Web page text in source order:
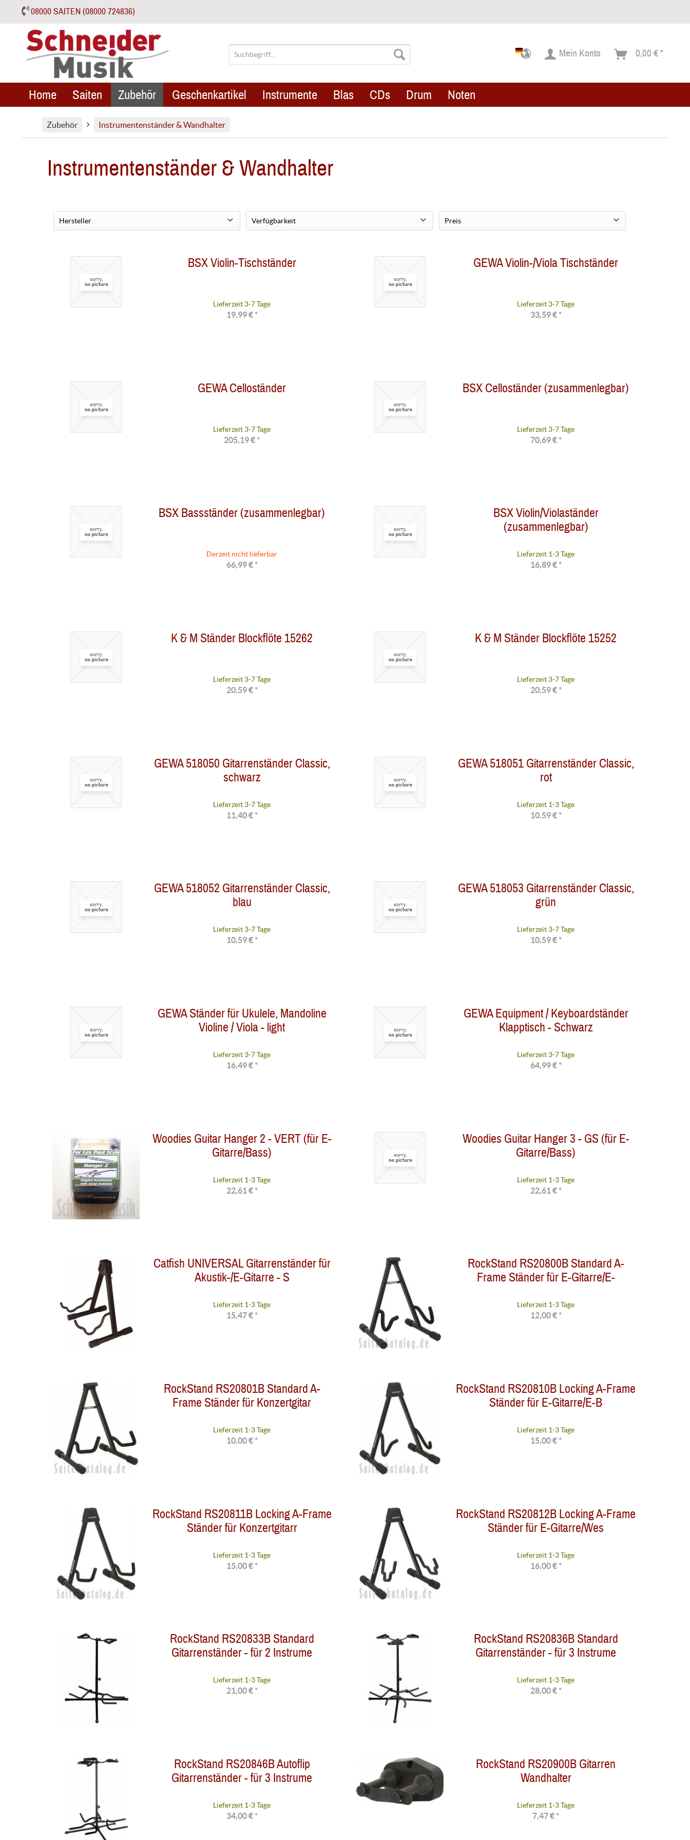
08000 SAITEN (08000 724836)
Mein Konto 0,00 € *
Home Saiten Zubehör Geschenkartikel Instrumente Blas CDs Drum Noten
Zubehör Instrumentenständer & Wandhalter
Instrumentenständer & Wandhalter
Hersteller
Catfish
GEWA
König und Meyer
Verfügbarkeit
Lieferzeit 1-3 Wochen
Preis
BSX Violin-Tischständer
Lieferzeit 3-7 Tage
19,99 € *
GEWA Violin-/Viola Tischständer
Lieferzeit 3-7 Tage
33,59 € *
GEWA Celloständer
Lieferzeit 3-7 Tage
205,19 € *
BSX Celloständer (zusammenlegbar)
Lieferzeit 3-7 Tage
70,69 € *
BSX Bassständer (zusammenlegbar)
Derzeit nicht lieferbar
66,99 € *
BSX Violin/Violaständer
(zusammenlegbar)
Lieferzeit 1-3 Tage
16,89 € *
K & M Ständer Blockflöte 15262
Lieferzeit 3-7 Tage
20,59 € *
K & M Ständer Blockflöte 15252
Lieferzeit 3-7 Tage
20,59 € *
GEWA 518050 Gitarrenständer Classic,
schwarz
Lieferzeit 3-7 Tage
11,40 € *
GEWA 518051 Gitarrenständer Classic,
rot
Lieferzeit 1-3 Tage
10,59 € *
GEWA 518052 Gitarrenständer Classic,
blau
Lieferzeit 3-7 Tage
10,59 € *
GEWA 518053 Gitarrenständer Classic,
grün
Lieferzeit 3-7 Tage
10,59 € *
GEWA Ständer für Ukulele, Mandoline
Violine / Viola - light
Lieferzeit 3-7 Tage
16,49 € *
GEWA Equipment / Keyboardständer
Klapptisch - Schwarz
Lieferzeit 3-7 Tage
64,99 € *
Woodies Guitar Hanger 2 - VERT (für E-
Gitarre/Bass)
Lieferzeit 1-3 Tage
22,61 € *
Woodies Guitar Hanger 3 - GS (für E-
Gitarre/Bass)
Lieferzeit 1-3 Tage
22,61 € *
Catfish UNIVERSAL Gitarrenständer für
Akustik-/E-Gitarre - S
Lieferzeit 1-3 Tage
15,47 € *
RockStand RS20800B Standard A-
Frame Ständer für E-Gitarre/E-
Lieferzeit 1-3 Tage
12,00 € *
RockStand RS20801B Standard A-
Frame Ständer für Konzertgitar
Lieferzeit 1-3 Tage
10,00 € *
RockStand RS20810B Locking A-Frame
Ständer für E-Gitarre/E-B
Lieferzeit 1-3 Tage
15,00 € *
RockStand RS20811B Locking A-Frame
Ständer für Konzertgitarr
Lieferzeit 1-3 Tage
15,00 € *
RockStand RS20812B Locking A-Frame
Ständer für E-Gitarre/Wes
Lieferzeit 1-3 Tage
16,00 € *
RockStand RS20833B Standard
Gitarrenständer - für 2 Instrume
Lieferzeit 1-3 Tage
21,00 € *
RockStand RS20836B Standard
Gitarrenständer - für 3 Instrume
Lieferzeit 1-3 Tage
28,00 € *
RockStand RS20846B Autoflip
Gitarrenständer - für 3 Instrume
Lieferzeit 1-3 Tage
34,00 € *
RockStand RS20900B Gitarren
Wandhalter
Lieferzeit 1-3 Tage
7,47 € *